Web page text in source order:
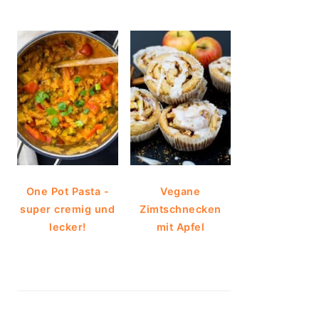
One Pot Pasta -
super cremig und
lecker!
Vegane
Zimtschnecken
mit Apfel